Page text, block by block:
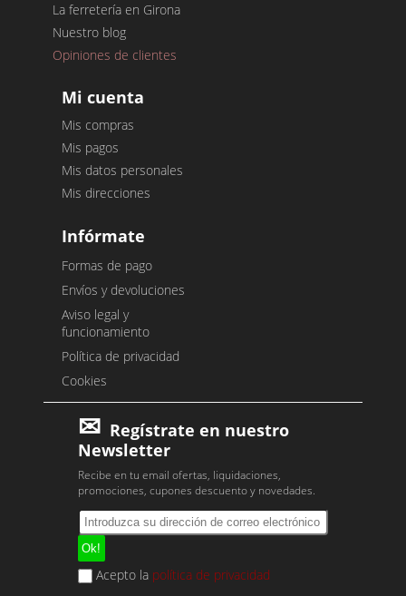
La ferretería en Girona
Nuestro blog
Opiniones de clientes
Mi cuenta
Mis compras
Mis pagos
Mis datos personales
Mis direcciones
Infórmate
Formas de pago
Envíos y devoluciones
Aviso legal y
funcionamiento
Política de privacidad
Cookies
Regístrate en nuestro
Newsletter
Recibe en tu email ofertas, liquidaciones,
promociones, cupones descuento y novedades.
Acepto la política de privacidad